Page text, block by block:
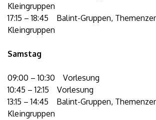
Kleingruppen
17:15 – 18:45 Balint-Gruppen,
Kleingruppen
Samstag
09:00 – 10:30 Vorlesung
10:45 – 12:15 Vorlesung
13:15 – 14:45 Balint-Gruppen,
Kleingruppen